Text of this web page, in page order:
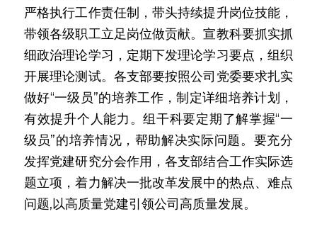
严格执行工作责任制，带头持续提升岗位技能，
带领各级职工立足岗位做贡献。宣教科要抓实抓
细政治理论学习，定期下发理论学习要点，组织
开展理论测试。各支部要按照公司党委要求扎实
做好“一级员”的培养工作，制定详细培养计划，
有效提升个人能力。组干科要定期了解掌握“一
级员”的培养情况，帮助解决实际问题。要充分
发挥党建研究分会作用，各支部结合工作实际选
题立项，着力解决一批改革发展中的热点、难点
问题,以高质量党建引领公司高质量发展。